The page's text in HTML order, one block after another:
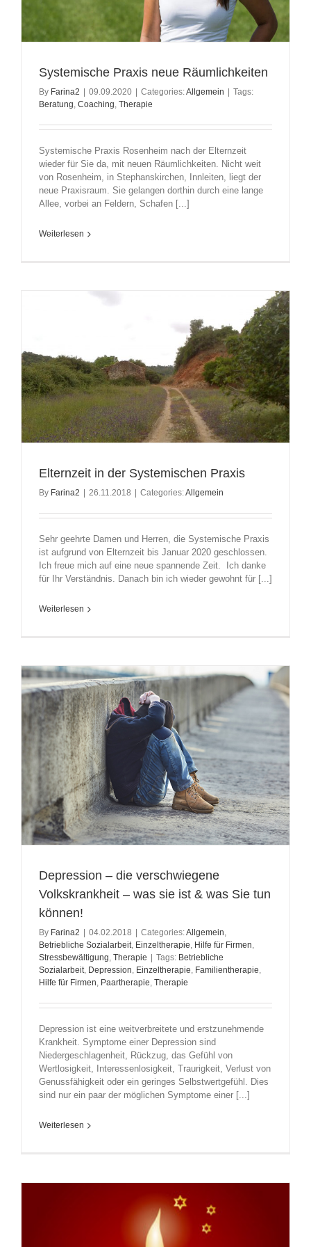
Systemische Praxis neue Räumlichkeiten
By Farina2 | 09.09.2020 | Categories:Allgemein | Tags:
Beratung Coaching Therapie
Systemische Praxis Rosenheim nach der Elternzeit
wieder für Sie da, mit neuen Räumlichkeiten. Nicht weit
von Rosenheim, in Stephanskirchen, Innleiten, liegt der
neue Praxisraum. Sie gelangen dorthin durch eine lange
Allee, vorbei an Feldern, Schafen [...]
Weiterlesen
Elternzeit in der Systemischen Praxis
By Farina2 | 26.11.2018 | Categories:Allgemein
Sehr geehrte Damen und Herren, die Systemische Praxis
ist aufgrund von Elternzeit bis Januar 2020 geschlossen.
Ich freue mich auf eine neue spannende Zeit. Ich danke
für Ihr Verständnis. Danach bin ich wieder gewohnt für [...]
Weiterlesen
Depression – die verschwiegene
Volkskrankheit – was sie ist & was Sie tun
können!
By Farina2 04.02.2018 Categories:Allgemein,
Betriebliche Sozialarbeit, Einzeltherapie, Hilfe für Firmen,
Stressbewältigung, Therapie Tags: Betriebliche
Sozialarbeit, Depression, Einzeltherapie, Familientherapie,
Hilfe für Firmen, Paartherapie, Therapie
Depression ist eine weitverbreitete und erstzunehmende
Krankheit. Symptome einer Depression sind
Niedergeschlagenheit, Rückzug, das Gefühl von
Wertlosigkeit, Interessenlosigkeit, Traurigkeit, Verlust von
Genussfähigkeit oder ein geringes Selbstwertgefühl. Dies
sind nur ein paar der möglichen Symptome einer [...]
Weiterlesen